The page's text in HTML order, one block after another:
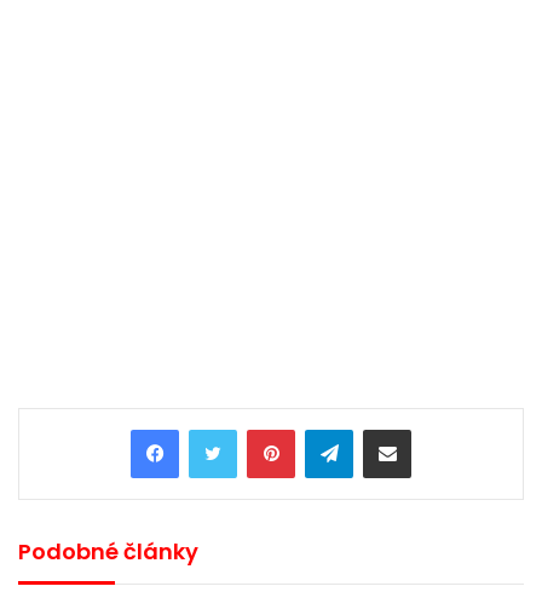
PinterestTelegramShare via Email
Podobné články